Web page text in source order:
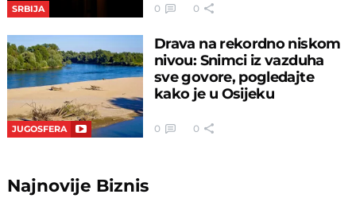
SRBIJA 0 0
JUGOSFERA
Drava na rekordno niskom
nivou: Snimci iz vazduha
sve govore, pogledajte
kako je u Osijeku
0 0
Najnovije Biznis